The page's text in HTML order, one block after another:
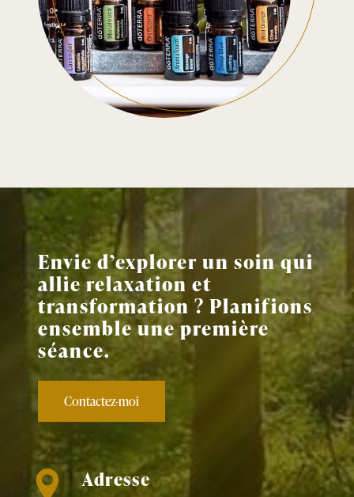
Envie d’explorer un soin qui
allie relaxation et
transformation ? Planifions
ensemble une première
séance.
Contactez-moi
Adresse